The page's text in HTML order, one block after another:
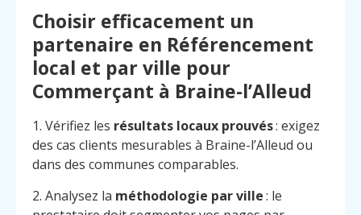
Choisir efficacement un
partenaire en Référencement
local et par ville pour
Commerçant à Braine-l’Alleud
1. Vérifiez les résultats locaux prouvés: exigez
des cas clients mesurables à Braine-l’Alleud ou
dans des communes comparables.
2. Analysez la méthodologie par ville: le